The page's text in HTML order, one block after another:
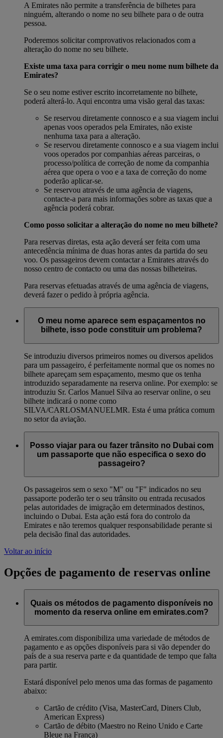
A Emirates não permite a transferência de bilhetes para
ninguém, alterando o nome no seu bilhete para o de outra
pessoa.
Poderemos solicitar comprovativos relacionados com a
alteração do nome no seu bilhete.
Existe uma taxa para corrigir o meu nome num bilhete da
Emirates?
Se o seu nome estiver escrito incorretamente no bilhete,
poderá alterá-lo. Aqui encontra uma visão geral das taxas:
Se reservou diretamente connosco e a sua viagem inclui
apenas voos operados pela Emirates, não existe
nenhuma taxa para a alteração.
Se reservou diretamente connosco e a sua viagem inclui
voos operados por companhias aéreas parceiras, o
processo/política de correção de nome da companhia
aérea que opera o voo e a taxa de correção do nome
poderão aplicar-se.
Se reservou através de uma agência de viagens,
contacte-a para mais informações sobre as taxas que a
agência poderá cobrar.
Como posso solicitar a alteração do nome no meu bilhete?
Para reservas diretas, esta ação deverá ser feita com uma
antecedência mínima de duas horas antes da partida do seu
voo. Os passageiros devem contactar a Emirates através do
nosso centro de contacto ou uma das nossas bilheteiras.
Para reservas efetuadas através de uma agência de viagens,
deverá fazer o pedido à própria agência.
O meu nome aparece sem espaçamentos no
bilhete, isso pode constituir um problema?
Se introduziu diversos primeiros nomes ou diversos apelidos
para um passageiro, é perfeitamente normal que os nomes no
bilhete apareçam sem espaçamento, mesmo que os tenha
introduzido separadamente na reserva online. Por exemplo: se
introduziu Sr. Carlos Manuel Silva ao reservar online, o seu
bilhete indicará o nome como
SILVA/CARLOSMANUELMR. Esta é uma prática comum
no setor da aviação.
Posso viajar para ou fazer trânsito no Dubai com
um passaporte que não especifica o sexo do
passageiro?
Os passageiros sem o sexo "M" ou "F" indicados no seu
passaporte poderão ter o seu trânsito ou entrada recusados
pelas autoridades de imigração em determinados destinos,
incluindo o Dubai. Esta ação está fora do controlo da
Emirates e não teremos qualquer responsabilidade perante si
pela decisão final das autoridades.
Voltar ao início
Opções de pagamento de reservas online
Quais os métodos de pagamento disponíveis no
momento da reserva online em emirates.com?
A emirates.com disponibiliza uma variedade de métodos de
pagamento e as opções disponíveis para si vão depender do
país de a sua reserva parte e da quantidade de tempo que falta
para partir.
Estará disponível pelo menos uma das formas de pagamento
abaixo:
Cartão de crédito (Visa, MasterCard, Diners Club,
American Express)
Cartão de débito (Maestro no Reino Unido e Carte
Bleue na França)